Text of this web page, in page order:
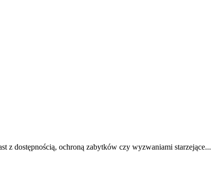
z dostępnością, ochroną zabytków czy wyzwaniami starzejące...